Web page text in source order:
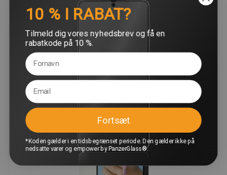
Bedst
FILTER 3
10 % I RABAT?
Tilmeld dig vores nyhedsbrev og få en
rabatkode på 10 %.
Fortsæt
*Koden gælder i en tidsbegrænset periode. Den gælder ikke på
nedsatte varer og empower by PanzerGlass®.